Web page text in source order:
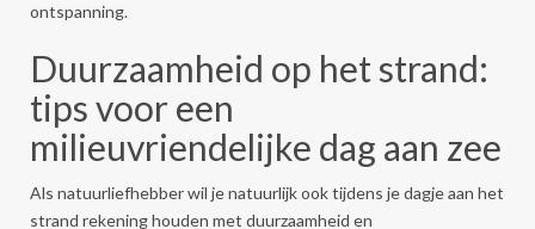
ontspanning.
Duurzaamheid op het strand:
tips voor een
milieuvriendelijke dag aan zee
Als natuurliefhebber wil je natuurlijk ook tijdens je dagje aan het
strand rekening houden met duurzaamheid en